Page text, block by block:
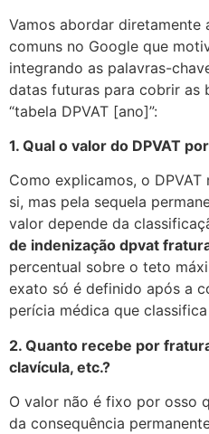
Vamos abordar diretamente
comuns no Google que
integrando as palavras-
datas futuras para cobrir as
“tabela DPVAT [ano]”:
1. Qual o valor do DPVAT
Como explicamos, o
si, mas pela sequela
valor depende da
de indenização dpvat
percentual sobre o teto
exato só é definido após a
perícia médica que
2. Quanto recebe por
clavícula, etc.?
O valor não é fixo por osso
da consequência